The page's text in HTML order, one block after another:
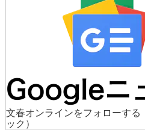
文春オンラインをフォローする
ック）